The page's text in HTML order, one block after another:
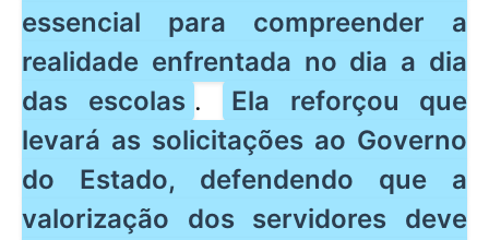
essencial para compreender a
realidade enfrentada no dia a dia
das escolas .
Ela reforçou que
levará as solicitações ao Governo
do Estado, defendendo que a
valorização dos servidores deve